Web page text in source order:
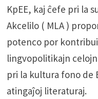
KpEE, kaj ĉefe pri la
Akcelilo ( MLA )
potenco por
lingvopolitikajn
pri la kultura fono de
atingaĵoj literaturaj.